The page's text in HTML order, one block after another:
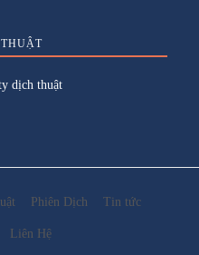
dịch thuật
Phiên Dịch Tin tức
Liên Hệ